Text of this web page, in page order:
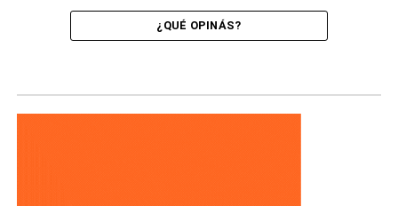
¿QUÉ OPINÁS?